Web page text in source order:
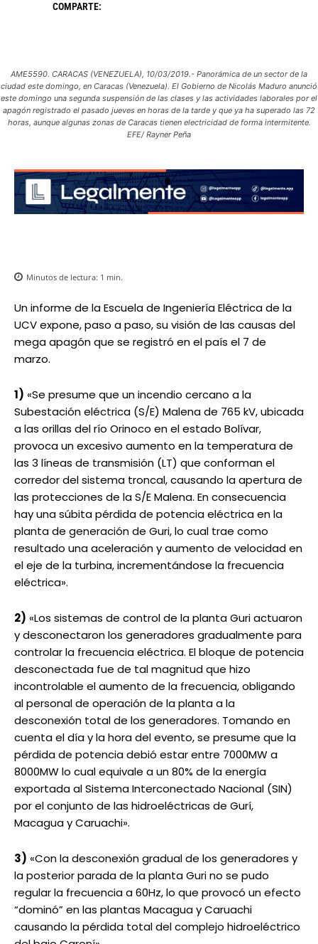
COMPARTE:
AME5590. CARACAS (VENEZUELA), 10/03/2019.- Panorámica de un sector de la
ciudad este domingo, en Caracas (Venezuela). El Gobierno de Nicolás Maduro anunció
este domingo una segunda suspensión de las clases y las actividades laborales por el
apagón registrado el pasado jueves en horas de la tarde y que ya ha superado las 72
horas, aunque algunas zonas de Caracas tienen electricidad de forma intermitente.
EFE/ Rayner Peña
Minutos de lectura: 1 min.
Un informe de la Escuela de Ingeniería Eléctrica de la
UCV expone, paso a paso, su visión de las causas del
mega apagón que se registró en el país el 7 de
marzo.
1) «Se presume que un incendio cercano a la
Subestación eléctrica (S/E) Malena de 765 kV, ubicada
a las orillas del río Orinoco en el estado Bolívar,
provoca un excesivo aumento en la temperatura de
las 3 líneas de transmisión (LT) que conforman el
corredor del sistema troncal, causando la apertura de
las protecciones de la S/E Malena. En consecuencia
hay una súbita pérdida de potencia eléctrica en la
planta de generación de Guri, lo cual trae como
resultado una aceleración y aumento de velocidad en
el eje de la turbina, incrementándose la frecuencia
eléctrica».
2) «Los sistemas de control de la planta Guri actuaron
y desconectaron los generadores gradualmente para
controlar la frecuencia eléctrica. El bloque de potencia
desconectada fue de tal magnitud que hizo
incontrolable el aumento de la frecuencia, obligando
al personal de operación de la planta a la
desconexión total de los generadores. Tomando en
cuenta el día y la hora del evento, se presume que la
pérdida de potencia debió estar entre 7000MW a
8000MW lo cual equivale a un 80% de la energía
exportada al Sistema Interconectado Nacional (SIN)
por el conjunto de las hidroeléctricas de Gurí,
Macagua y Caruachi».
3) «Con la desconexión gradual de los generadores y
la posterior parada de la planta Guri no se pudo
regular la frecuencia a 60Hz, lo que provocó un efecto
“dominó” en las plantas Macagua y Caruachi
causando la pérdida total del complejo hidroeléctrico